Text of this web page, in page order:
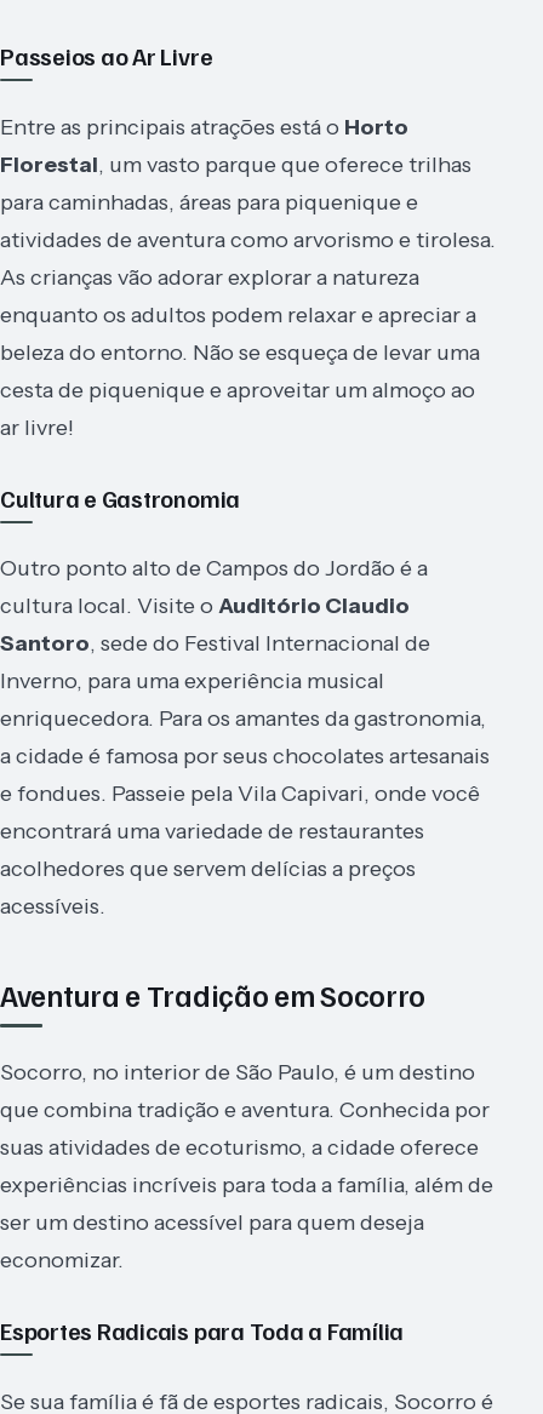
Passeios ao Ar Livre
Entre as principais atrações está o Horto
Florestal, um vasto parque que oferece trilhas
para caminhadas, áreas para piquenique e
atividades de aventura como arvorismo e tirolesa.
As crianças vão adorar explorar a natureza
enquanto os adultos podem relaxar e apreciar a
beleza do entorno. Não se esqueça de levar uma
cesta de piquenique e aproveitar um almoço ao
ar livre!
Cultura e Gastronomia
Outro ponto alto de Campos do Jordão é a
cultura local. Visite o Auditório Claudio
Santoro, sede do Festival Internacional de
Inverno, para uma experiência musical
enriquecedora. Para os amantes da gastronomia,
a cidade é famosa por seus chocolates artesanais
e fondues. Passeie pela Vila Capivari, onde você
encontrará uma variedade de restaurantes
acolhedores que servem delícias a preços
acessíveis.
Aventura e Tradição em Socorro
Socorro, no interior de São Paulo, é um destino
que combina tradição e aventura. Conhecida por
suas atividades de ecoturismo, a cidade oferece
experiências incríveis para toda a família, além de
ser um destino acessível para quem deseja
economizar.
Esportes Radicais para Toda a Família
Se sua família é fã de esportes radicais, Socorro é